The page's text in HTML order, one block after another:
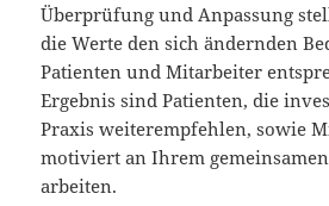
Überprüfung und Anpassung
die Werte den sich ändernden
Patienten und Mitarbeiter
Ergebnis sind Patienten, die
Praxis weiterempfehlen, sowie
motiviert an Ihrem
arbeiten.